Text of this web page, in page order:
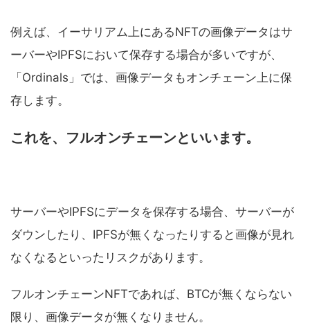
例えば、イーサリアム上にあるNFTの画像データはサ
ーバーやIPFSにおいて保存する場合が多いですが、
「Ordinals」では、画像データもオンチェーン上に保
存します。
これを、フルオンチェーンといいます。
サーバーやIPFSにデータを保存する場合、サーバーが
ダウンしたり、IPFSが無くなったりすると画像が見れ
なくなるといったリスクがあります。
フルオンチェーンNFTであれば、BTCが無くならない
限り、画像データが無くなりません。